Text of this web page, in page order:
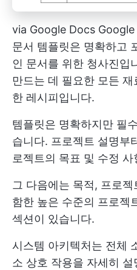
via Google Docs Google
문서 템플릿은 명확하고
인 문서를 위한 청사진입
만드는 데 필요한 모든
한 레시피입니다.
템플릿은 명확하지만 필
습니다. 프로젝트 설명부
로젝트의 목표 및 수정
그 다음에는 목적, 프로
함한 높은 수준의 프로젝
섹션이 있습니다.
시스템 아키텍처는 전체
소 상호 작용을 자세히